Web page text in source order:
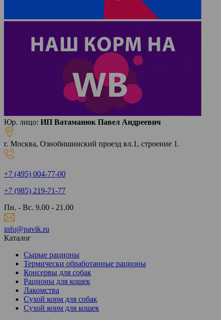
Юр. лицо: ИП Ватаманюк Павел Андреевич
г. Москва, Ознобишинский проезд вл.1, строение 1.
+7 (495) 004-77-00
+7 (985) 219-71-77
Пн. - Вс. 9.00 - 21.00
info@pavik.ru
Каталог
Сырые рационы
Термически обработанные рационы
Консервы для собак
Рационы для кошек
Лакомства
Сухой корм для собак
Сухой корм для кошек